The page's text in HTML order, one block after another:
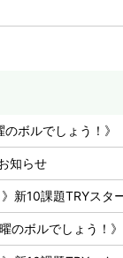
ボルでしょう！》
知らせ
新10課題TRYスタ
ボルでしょう！》